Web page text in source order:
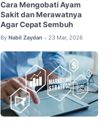
Cara Mengobati Ayam
Sakit dan Merawatnya
Agar Cepat Sembuh
By Nabil Zaydan • 23 Mar, 2026